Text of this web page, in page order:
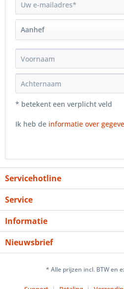
* betekent een verplicht veld
Ik heb de informatie over
Servicehotline
Service
Informatie
Nieuwsbrief
* Alle prijzen incl. BTW en